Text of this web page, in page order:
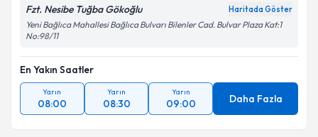
Fzt. Nesibe Tuğba Gökoğlu Haritada Göster
Yeni Bağlıca Mahallesi Bağlıca Bulvarı Bilenler Cad. Bulvar Plaza Kat:1
No:98/11
En Yakın Saatler
Yarın
08:00
Yarın
08:30
Yarın
09:00 Daha Fazla